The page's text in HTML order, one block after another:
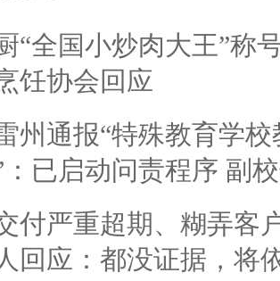
“全国小炒肉大王”称
饪协会回应
州通报“特殊教育学
：已启动问责程序 副
付严重超期、糊弄客
回应：都没证据，将